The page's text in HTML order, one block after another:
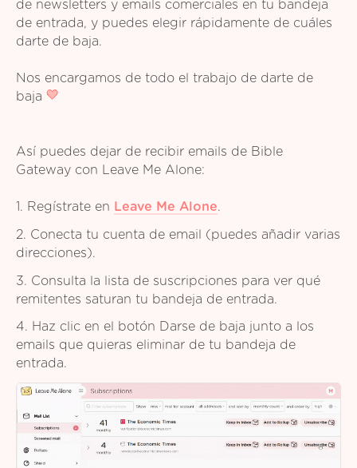
de newsletters y emails comerciales en tu bandeja
de entrada, y puedes elegir rápidamente de cuáles
darte de baja.
Nos encargamos de todo el trabajo de darte de
baja
Así puedes dejar de recibir emails de Bible
Gateway con Leave Me Alone:
1. Regístrate en Leave Me Alone.
2. Conecta tu cuenta de email (puedes añadir varias
direcciones).
3. Consulta la lista de suscripciones para ver qué
remitentes saturan tu bandeja de entrada.
4. Haz clic en el botón Darse de baja junto a los
emails que quieras eliminar de tu bandeja de
entrada.